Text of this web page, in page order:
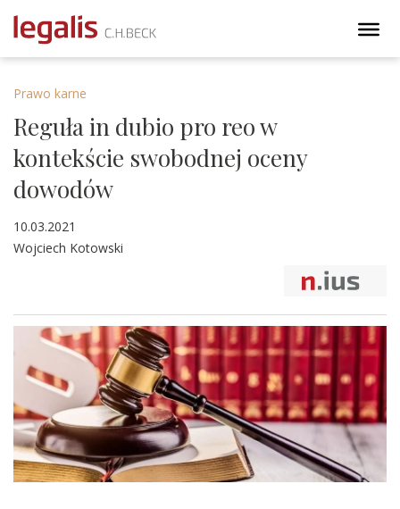
Prawo karne
Reguła in dubio pro reo w
kontekście swobodnej oceny
dowodów
10.03.2021
Wojciech Kotowski